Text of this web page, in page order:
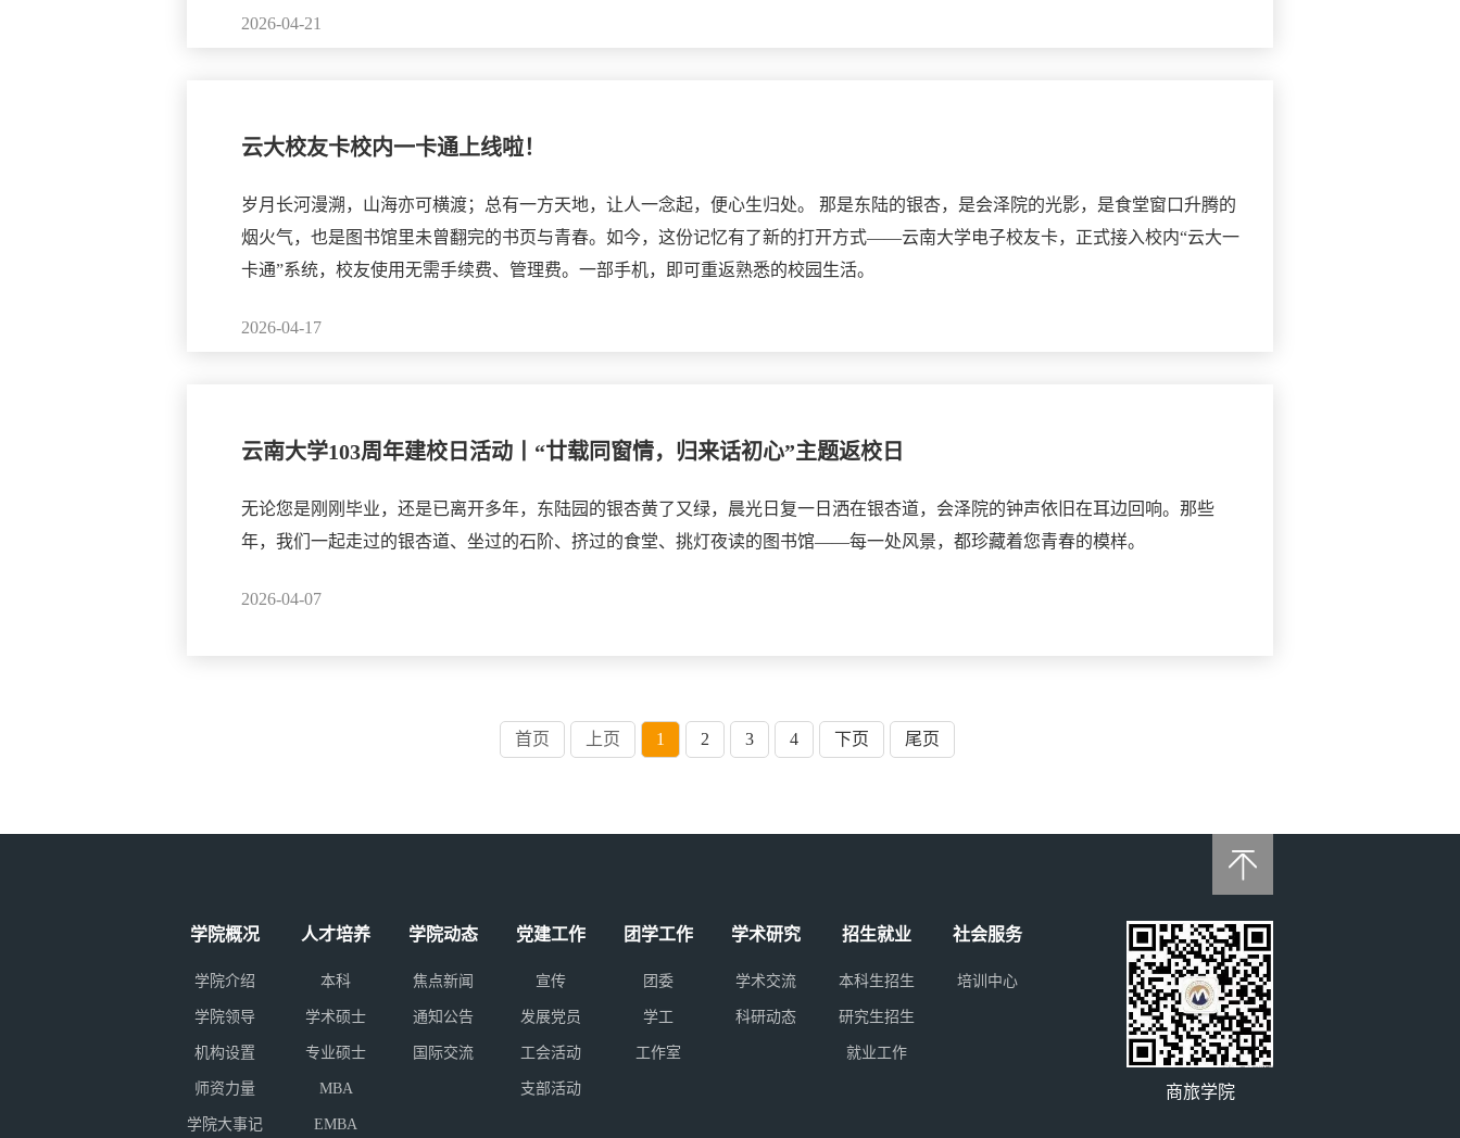
2026-04-21
云大校友卡校内一卡通上线啦！
岁月长河漫溯，山海亦可横渡；总有一方天地，让人一念起，便心生归处。 那是东陆的银杏，是会泽院的光影，是食堂窗口升腾的
烟火气，也是图书馆里未曾翻完的书页与青春。如今，这份记忆有了新的打开方式——云南大学电子校友卡，正式接入校内“云大一
卡通”系统，校友使用无需手续费、管理费。一部手机，即可重返熟悉的校园生活。
2026-04-17
云南大学103周年建校日活动丨“廿载同窗情，归来话初心”主题返校日
无论您是刚刚毕业，还是已离开多年，东陆园的银杏黄了又绿，晨光日复一日洒在银杏道，会泽院的钟声依旧在耳边回响。那些
年，我们一起走过的银杏道、坐过的石阶、挤过的食堂、挑灯夜读的图书馆——每一处风景，都珍藏着您青春的模样。
2026-04-07
首页 上页 1 2 3 4 下页 尾页

学院概况
学院介绍
学院领导
机构设置
师资力量
学院大事记
人才培养
本科
学术硕士
专业硕士
MBA
EMBA
学院动态
焦点新闻
通知公告
国际交流
党建工作
宣传
发展党员
工会活动
支部活动
团学工作
团委
学工
工作室
学术研究
学术交流
科研动态
招生就业
本科生招生
研究生招生
就业工作
社会服务
培训中心
商旅学院